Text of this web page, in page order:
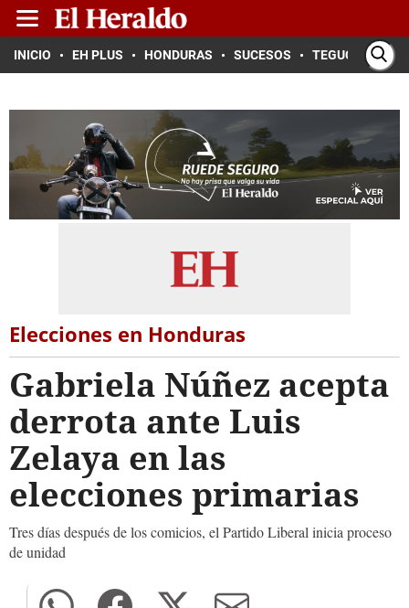
INICIO EH PLUS HONDURAS SUCESOS TEGUCIGALPA
Elecciones en Honduras
Gabriela Núñez acepta
derrota ante Luis
Zelaya en las
elecciones primarias
Tres días después de los comicios, el Partido Liberal inicia proceso
de unidad